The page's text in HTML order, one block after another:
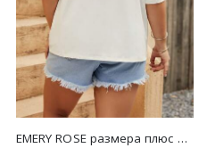
EMERY ROSE размера плюс Однотонная футболка с открытыми плечами